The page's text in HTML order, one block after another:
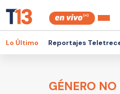
Lo Último Reportajes
GÉNERO